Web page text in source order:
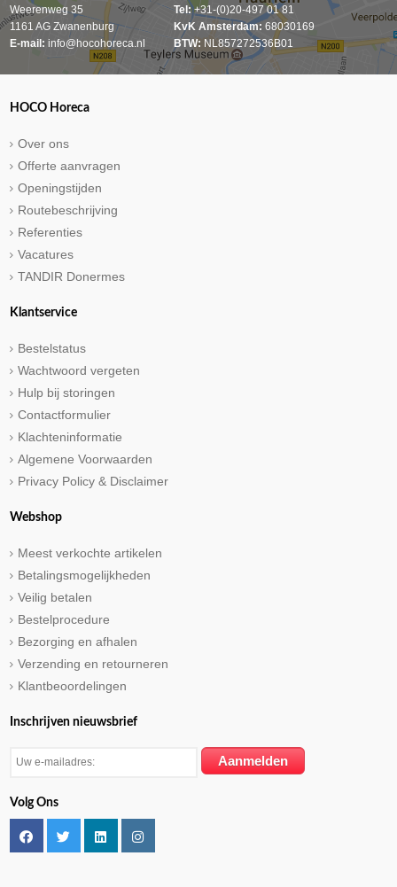
Weerenweg 35
1161 AG Zwanenburg
E-mail: info@hocohoreca.nl
Tel:+31-(0)20-497 01 81
KvK Amsterdam: 68030169
BTW: NL857272536B01
HOCO Horeca
Over ons
Offerte aanvragen
Openingstijden
Routebeschrijving
Referenties
Vacatures
TANDIR Donermes
Klantservice
Bestelstatus
Wachtwoord vergeten
Hulp bij storingen
Contactformulier
Klachteninformatie
Algemene Voorwaarden
Privacy Policy & Disclaimer
Webshop
Meest verkochte artikelen
Betalingsmogelijkheden
Veilig betalen
Bestelprocedure
Bezorging en afhalen
Verzending en retourneren
Klantbeoordelingen
Inschrijven nieuwsbrief
Volg Ons